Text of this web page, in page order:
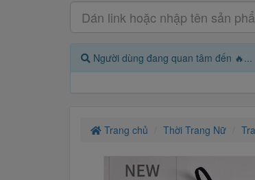
Người dùng đang quan tâm đến 🔥...
Trang chủ Thời Trang Nữ